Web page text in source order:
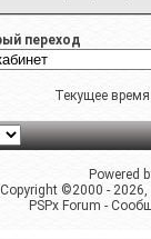
переход
Текущее
Powered
Copyright ©2000 -
PSPx Forum -